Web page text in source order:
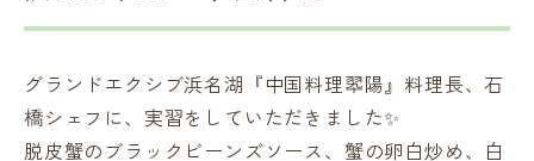
グランドエクシブ浜名湖『中国料理翆陽』料理長、石
橋シェフに、実習をしていただきました✨
脱皮蟹のブラックビーンズソース、蟹の卵白炒め、白